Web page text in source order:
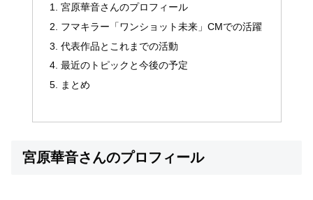
宮原華音さんのプロフィール
フマキラー「ワンショット未来」CMでの活躍
代表作品とこれまでの活動
最近のトピックと今後の予定
まとめ
宮原華音さんのプロフィール